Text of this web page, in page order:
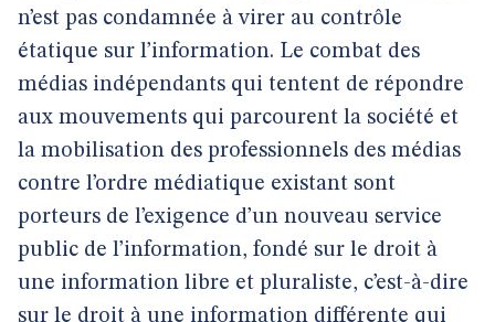
n’est pas condamnée à virer au contrôle
étatique sur l’information. Le combat des
médias indépendants qui tentent de répondre
aux mouvements qui parcourent la société et
la mobilisation des professionnels des médias
contre l’ordre médiatique existant sont
porteurs de l’exigence d’un nouveau service
public de l’information, fondé sur le droit à
une information libre et pluraliste, c’est-à-dire
sur le droit à une information différente qui